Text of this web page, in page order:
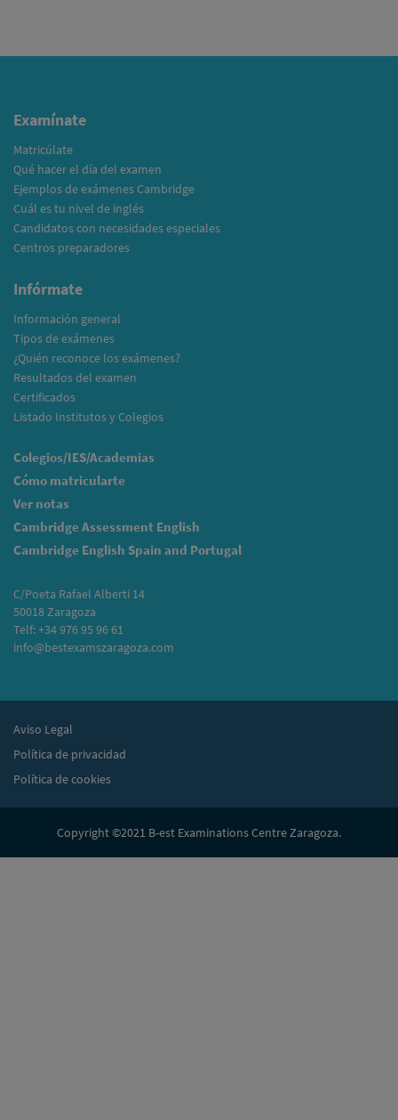
Examínate
Matricúlate
Qué hacer el día del examen
Ejemplos de exámenes Cambridge
Cuál es tu nivel de inglés
Candidatos con necesidades especiales
Centros preparadores
Infórmate
Información general
Tipos de exámenes
¿Quién reconoce los exámenes?
Resultados del examen
Certificados
Listado Institutos y Colegios
Colegios/IES/Academias
Cómo matricularte
Ver notas
Cambridge Assessment English
Cambridge English Spain and Portugal
C/Poeta Rafael Alberti 14
50018 Zaragoza
Telf: +34 976 95 96 61
info@bestexamszaragoza.com
Aviso Legal
Política de privacidad
Política de cookies
Copyright ©2021 B-est Examinations Centre Zaragoza.